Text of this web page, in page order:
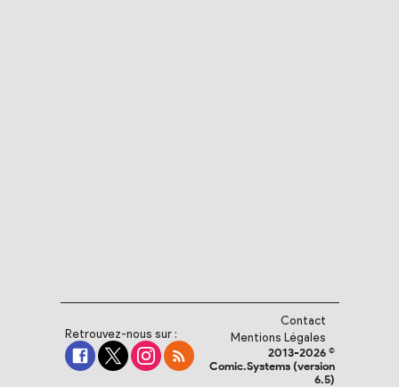
Retrouvez-nous sur :
Contact
Mentions Légales
2013-2026 ©
Comic.Systems (version
6.5)